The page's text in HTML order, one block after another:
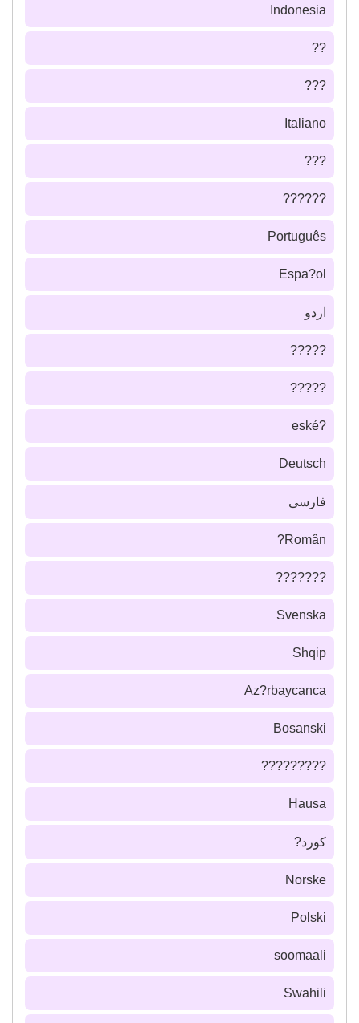
Indonesia
??
???
Italiano
???
??????
Português
Espa?ol
اردو
?????
?????
?eské
Deutsch
فارسى
Român?
???????
Svenska
Shqip
Az?rbaycanca
Bosanski
?????????
Hausa
كورد?
Norske
Polski
soomaali
Swahili